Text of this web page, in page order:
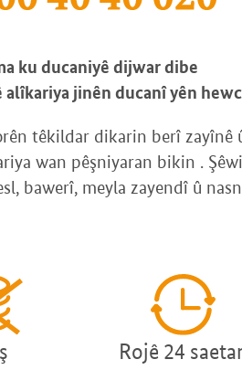
ku ducaniyê dijwar dibe
jinên ducanî yên
têkildar dikarin berî zayînê
wan pêşniyaran bikin .
bawerî, meyla zayendî û
Rojê 24